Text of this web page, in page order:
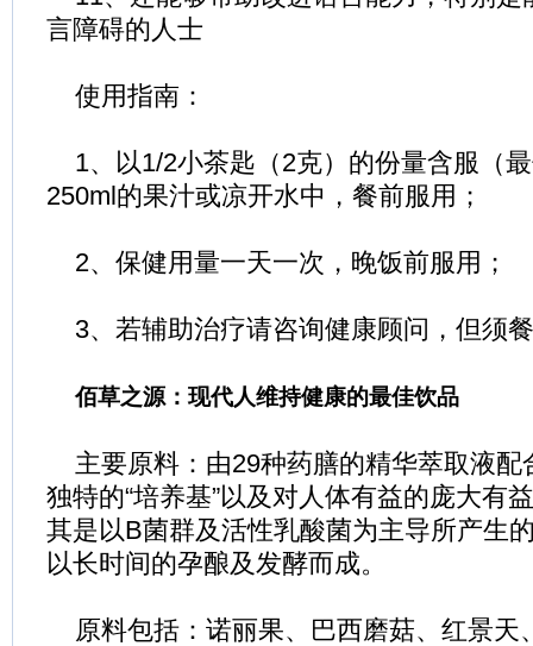
言障碍的人士
使用指南：
1、以1/2小茶匙（2克）的份量含服（
250ml的果汁或凉开水中，餐前服用；
2、保健用量一天一次，晚饭前服用；
3、若辅助治疗请咨询健康顾问，但须
佰草之源：现代人维持健康的最佳饮品
主要原料：由29种药膳的精华萃取液配
独特的“培养基”以及对人体有益的庞大有
其是以B菌群及活性乳酸菌为主导所产生
以长时间的孕酿及发酵而成。
原料包括：诺丽果、巴西磨菇、红景天